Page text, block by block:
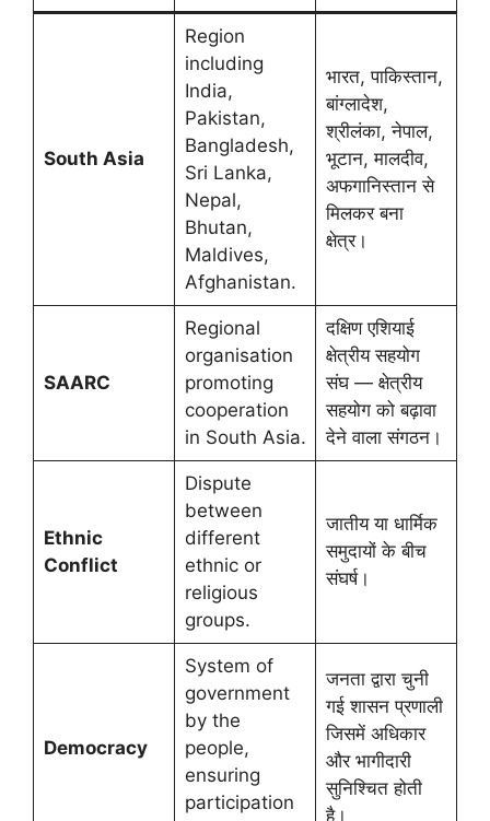
South Asia
Region
including
India,
Pakistan,
Bangladesh,
Sri Lanka,
Nepal,
Bhutan,
Maldives,
Afghanistan.
भारत, पाकिस्तान,
बांग्लादेश,
श्रीलंका, नेपाल,
भूटान, मालदीव,
अफगानिस्तान से
मिलकर बना
क्षेत्र।
SAARC
Regional
organisation
promoting
cooperation
in South Asia.
दक्षिण एशियाई
क्षेत्रीय सहयोग
संघ — क्षेत्रीय
सहयोग को बढ़ावा
देने वाला संगठन।
Ethnic
Conflict
Dispute
between
different
ethnic or
religious
groups.
जातीय या धार्मिक
समुदायों के बीच
संघर्ष।
Democracy
System of
government
by the
people,
ensuring
participation
जनता द्वारा चुनी
गई शासन प्रणाली
जिसमें अधिकार
और भागीदारी
सुनिश्चित होती
है।